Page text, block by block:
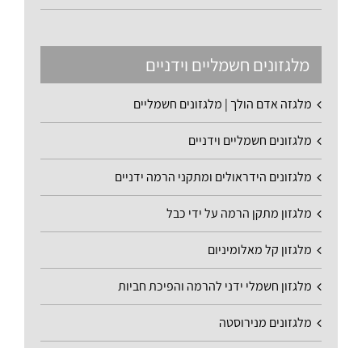
מלגזונים חשמליים וידניים
מלגזה אדם הולך | מלגזונים חשמליים
מלגזונים חשמליים וידניים
מלגזונים הידראולים ומתקני הרמה ידניים
מלגזון מתקן הרמה על ידי כבל
מלגזון קל מאלומיניום
מלגזון חשמלי ידני להרמה והפיכת חביות
מלגזונים מנירוסטה